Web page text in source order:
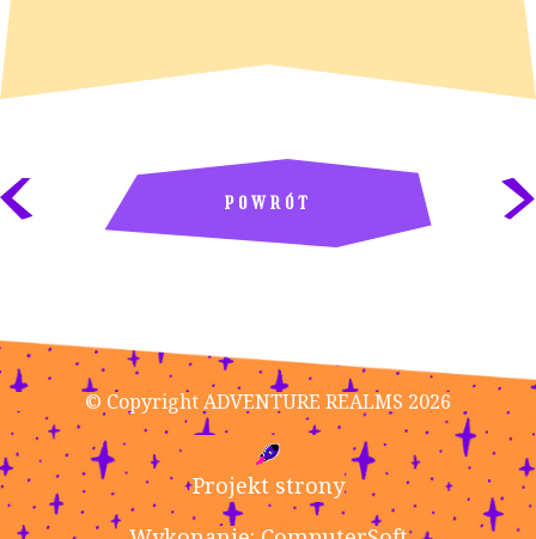
POWRÓT
© Copyright ADVENTURE REALMS 2026
Projekt strony